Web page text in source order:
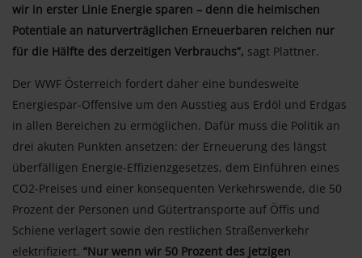
wir in erster Linie Energie sparen – denn die heimischen
Potentiale an naturverträglichen Erneuerbaren reichen nur
für die Hälfte des derzeitigen Verbrauchs”, sagt Plattner.
Der WWF Österreich fordert daher eine bundesweite
Energiespar-Offensive um den Ausstieg aus Erdöl und Erdgas
in allen Bereichen zu ermöglichen. Dafür muss die Politik an
drei akuten Punkten ansetzen: der Erneuerung des längst
überfälligen Energie-Effizienzgesetzes, dem Einführen eines
CO2-Preises und einer konsequenten Verkehrswende, die 50
Prozent der Personen und Gütertransporte auf Öffis und
Schiene verlagert sowie den restlichen Straßenverkehr
elektrifiziert. “Nur wenn wir 50 Prozent des jetzigen